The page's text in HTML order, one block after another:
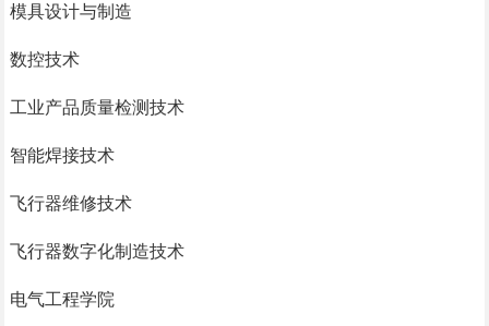
模具设计与制造
数控技术
工业产品质量检测技术
智能焊接技术
飞行器维修技术
飞行器数字化制造技术
电气工程学院